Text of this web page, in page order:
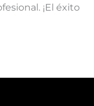
¡El éxito